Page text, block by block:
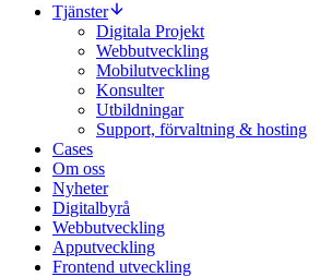
Tjänster
Digitala Projekt
Webbutveckling
Mobilutveckling
Konsulter
Utbildningar
Support, förvaltning & hosting
Cases
Om oss
Nyheter
Digitalbyrå
Webbutveckling
Apputveckling
Frontend utveckling